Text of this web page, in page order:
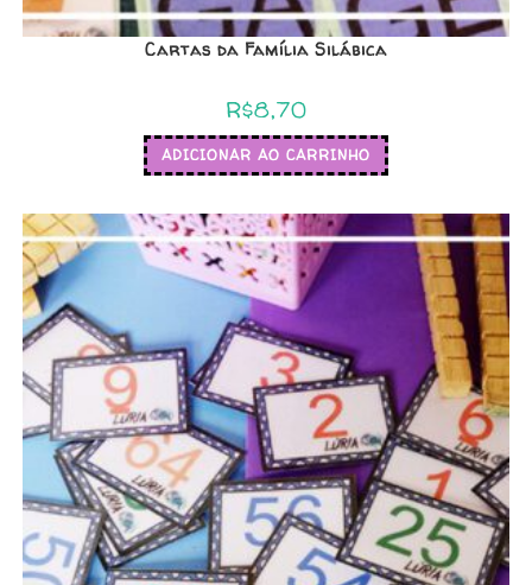
Cartas da Família Silábica
R$8,70
ADICIONAR AO CARRINHO